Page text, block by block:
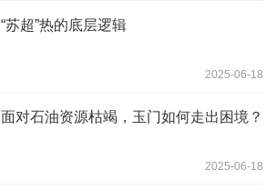
“苏超”热的底层逻辑
2025-06-18
面对石油资源枯竭，玉门如何走出困境？
2025-06-18